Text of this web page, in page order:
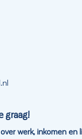
graag!
werk, inkomen en